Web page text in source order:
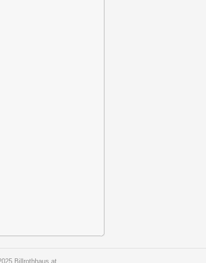
Billrothhaus.at